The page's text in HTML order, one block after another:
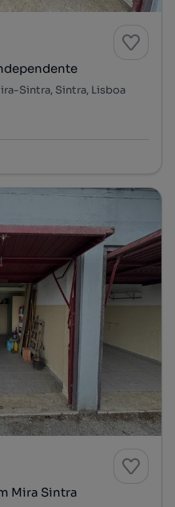
Sintra, Sintra, Lisboa
Mira Sintra